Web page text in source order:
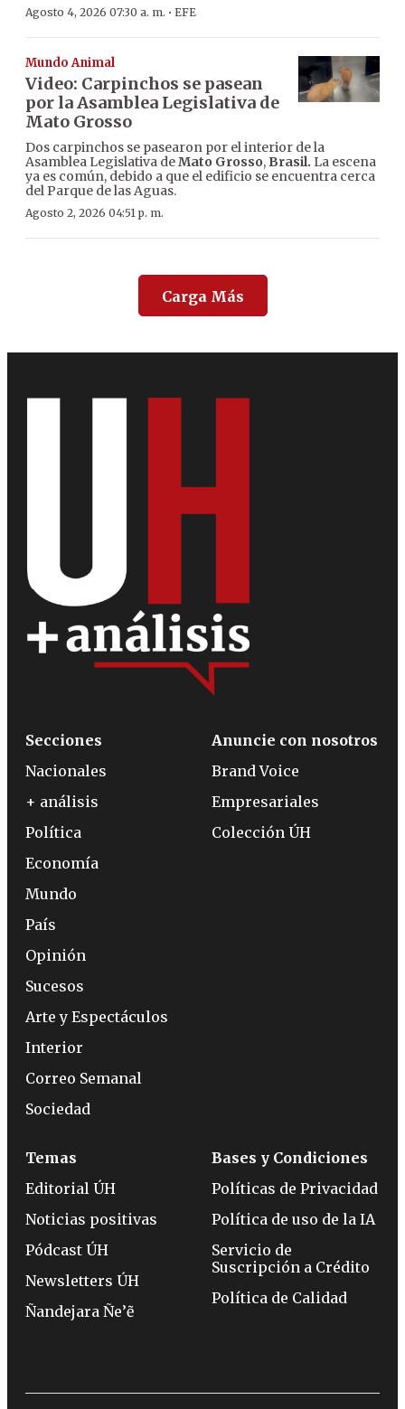
Agosto 4, 2026 07:30 a. m. · EFE
Mundo Animal
Video: Carpinchos se pasean
por la Asamblea Legislativa de
Mato Grosso
Dos carpinchos se pasearon por el interior de la
Asamblea Legislativa deMato Grosso, Brasil. La escena
ya es común, debido a que el edificio se encuentra cerca
del Parque de las Aguas.
Agosto 2, 2026 04:51 p. m.
Carga Más
Secciones
Nacionales
+ análisis
Política
Economía
Mundo
País
Opinión
Sucesos
Arte y Espectáculos
Interior
Correo Semanal
Sociedad
Anuncie con nosotros
Brand Voice
Empresariales
Colección ÚH
Temas
Editorial ÚH
Noticias positivas
Pódcast ÚH
Newsletters ÚH
Ñandejara Ñe’ẽ
Bases y Condiciones
Políticas de Privacidad
Política de uso de la IA
Servicio de
Suscripción a Crédito
Política de Calidad